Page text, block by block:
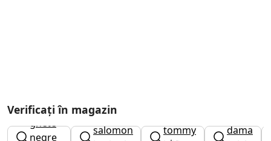
Verificați în magazin
ghete
negre
salomon
tommy
dama